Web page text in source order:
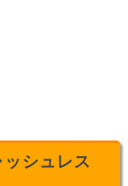
シュレス